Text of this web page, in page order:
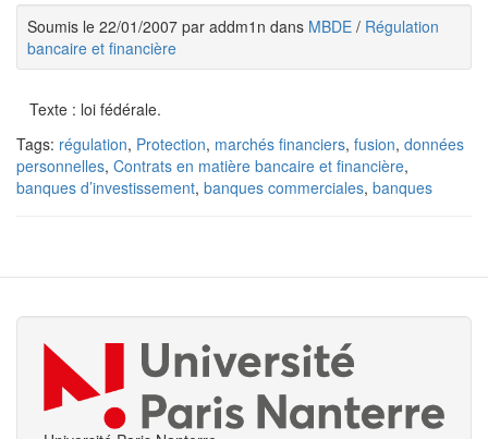
Soumis le 22/01/2007 par addm1n dans MBDE / Régulation
bancaire et financière
Texte : loi fédérale.
Tags: régulation, Protection, marchés financiers, fusion, données
personnelles, Contrats en matière bancaire et financière,
banques d’investissement, banques commerciales, banques